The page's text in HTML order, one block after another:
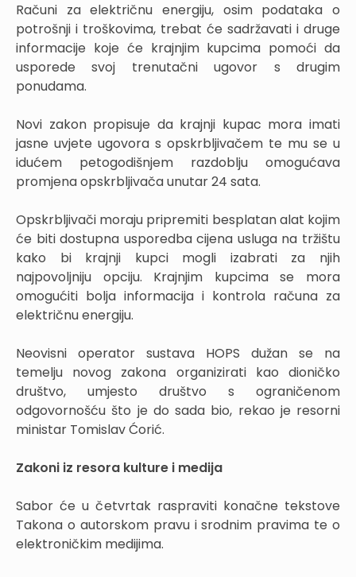
Računi za električnu energiju, osim podataka o
potrošnji i troškovima, trebat će sadržavati i druge
informacije koje će krajnjim kupcima pomoći da
usporede svoj trenutačni ugovor s drugim
ponudama.
Novi zakon propisuje da krajnji kupac mora imati
jasne uvjete ugovora s opskrbljivačem te mu se u
idućem petogodišnjem razdoblju omogućava
promjena opskrbljivača unutar 24 sata.
Opskrbljivači moraju pripremiti besplatan alat kojim
će biti dostupna usporedba cijena usluga na tržištu
kako bi krajnji kupci mogli izabrati za njih
najpovoljniju opciju. Krajnjim kupcima se mora
omogućiti bolja informacija i kontrola računa za
električnu energiju.
Neovisni operator sustava HOPS dužan se na
temelju novog zakona organizirati kao dioničko
društvo, umjesto društvo s ograničenom
odgovornošću što je do sada bio, rekao je resorni
ministar Tomislav Ćorić.
Zakoni iz resora kulture i medija
Sabor će u četvrtak raspraviti konačne tekstove
Takona o autorskom pravu i srodnim pravima te o
elektroničkim medijima.